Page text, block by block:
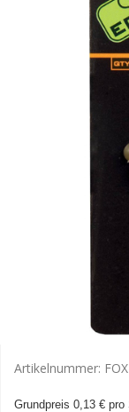
Artikelnummer:
Grundpreis 0,13 € pro